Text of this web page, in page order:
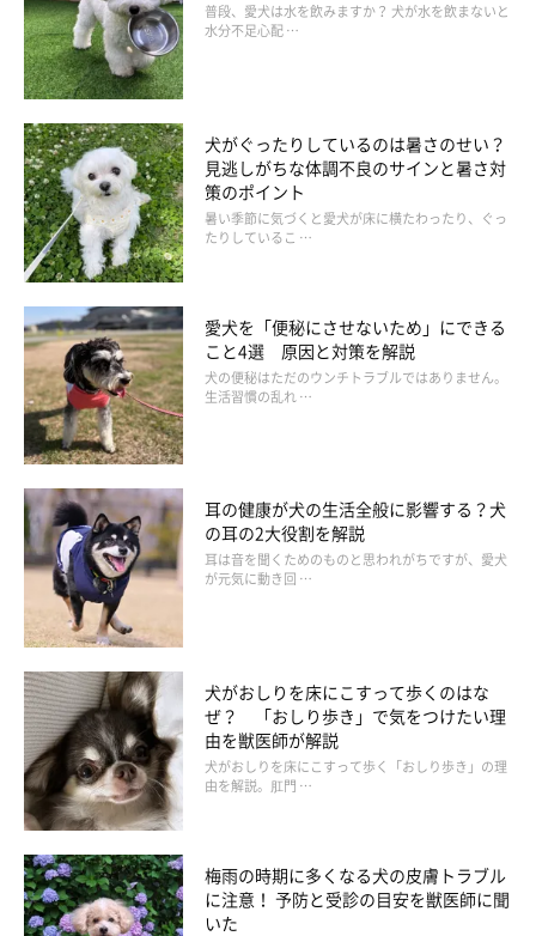
普段、愛犬は水を飲みますか？ 犬が水を飲まないと
水分不足心配 …
犬がぐったりしているのは暑さのせい？
見逃しがちな体調不良のサインと暑さ対
策のポイント
暑い季節に気づくと愛犬が床に横たわったり、ぐっ
たりしているこ …
愛犬を「便秘にさせないため」にできる
こと4選 原因と対策を解説
犬の便秘はただのウンチトラブルではありません。
生活習慣の乱れ …
耳の健康が犬の生活全般に影響する？犬
の耳の2大役割を解説
耳は音を聞くためのものと思われがちですが、愛犬
が元気に動き回 …
犬がおしりを床にこすって歩くのはな
ぜ？ 「おしり歩き」で気をつけたい理
由を獣医師が解説
犬がおしりを床にこすって歩く「おしり歩き」の理
由を解説。肛門 …
梅雨の時期に多くなる犬の皮膚トラブル
に注意！ 予防と受診の目安を獣医師に聞
いた